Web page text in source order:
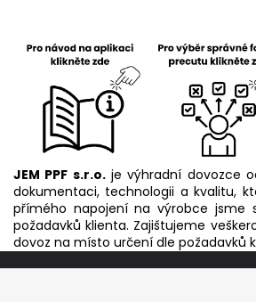
JEM PPF s.r.o.je výhradní dovozce
dokumentaci, technologii a kvalitu,
přímého napojení na výrobce jsme
požadavků klienta. Zajištujeme
dovoz na místo určení dle požadavků